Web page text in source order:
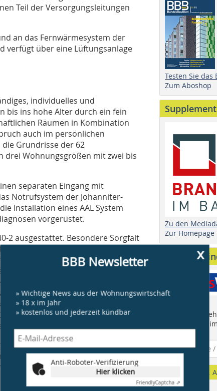
Teil der Versorgungsleitungen
an das Fernwärmesystem der
verfügt über eine Lüftungsanlage
individuelles und
bis ins hohe Alter durch ein fein
Räumen in Kombination
auch im persönlichen
Grundrisse der 62
drei Wohnungsgrößen mit zwei bis
separaten Eingang mit
Notrufsystem der Johanniter-
Installation eines AAL System
vorgerüstet.
2 ausgestattet. Besondere Sorgfalt
der Bäder mit bodengleichen
aufeinander
Ausstattungsmerkmale:
Für die Bodenbeläge wurde
gewählt. Jede Wohnung besitzt
Fenster sind grundsätzlich
Sonnenschutz.
im 1. OG eine Tagespflege für 16
2. OG eine Senioren-
inklusive eigenem WC und Bad
x
BBB Newsletter
» Wichtige News aus der Wohnungswirtschaft
» 18 x im Jahr
» kostenlos und jederzeit kündbar
Anti-Roboter-Verifizierung
Hier klicken
FriendlyCaptcha ⇗
Testen Sie das
Zum Aboshop
Supplement
Zu den
Zur Homepage
Anbieter
Finden Sie
"Who is Who